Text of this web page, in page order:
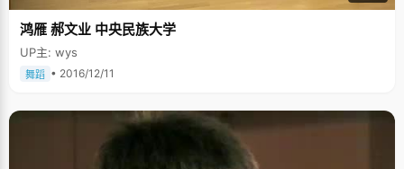
鸿雁 郝文业 中央民族大学
UP主: wys
舞蹈 • 2016/12/11